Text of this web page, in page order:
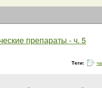
препараты - ч. 5
Теги: